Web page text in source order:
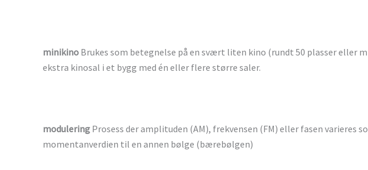
minikino Brukes som betegnelse på en svært liten kino (rundt 50 plasser eller
ekstra kinosal i et bygg med én eller flere større saler.
modulering Prosess der amplituden (AM), frekvensen (FM) eller fasen varieres
momentanverdien til en annen bølge (bærebølgen)